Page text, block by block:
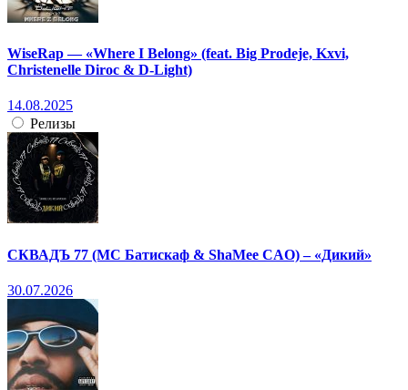
WiseRap — «Where I Belong» (feat. Big Prodeje, Kxvi,
Christenelle Diroc & D-Light)
14.08.2025
Релизы
СКВАДЪ 77 (МС Батискаф & ShaMee CAO) – «Дикий»
30.07.2026